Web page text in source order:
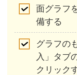
面グラフ
備する
グラフの
入」タブ
クリック